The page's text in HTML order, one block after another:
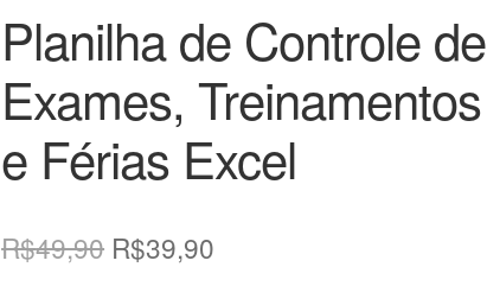
Planilha de Controle de
Exames, Treinamentos
e Férias Excel
R$49,90 O
R$39,90